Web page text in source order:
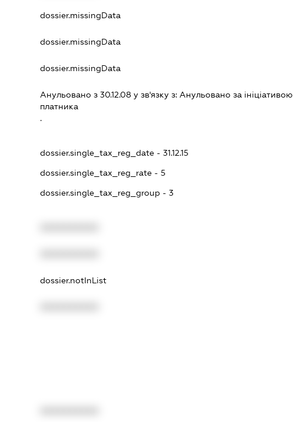
dossier.missingData
dossier.missingData
dossier.missingData
Анульовано з 30.12.08 у зв'язку з: Анульовано за iнiцiативою
платника
.
dossier.single_tax_reg_date - 31.12.15
dossier.single_tax_reg_rate - 5
dossier.single_tax_reg_group - 3
dossier.notInList